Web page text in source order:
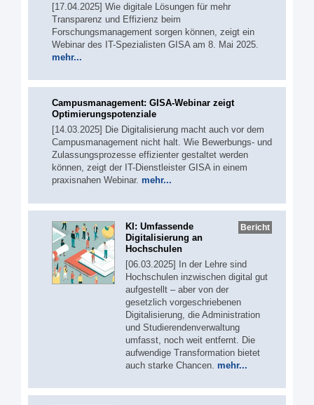
[17.04.2025] Wie digitale Lösungen für mehr
Transparenz und Effizienz beim
Forschungsmanagement sorgen können, zeigt ein
Webinar des IT-Spezialisten GISA am 8. Mai 2025.
mehr...
Campusmanagement: GISA-Webinar zeigt
Optimierungspotenziale
[14.03.2025] Die Digitalisierung macht auch vor dem
Campusmanagement nicht halt. Wie Bewerbungs- und
Zulassungsprozesse effizienter gestaltet werden
können, zeigt der IT-Dienstleister GISA in einem
praxisnahen Webinar. mehr...
Bericht
KI: Umfassende
Digitalisierung an
Hochschulen
[06.03.2025] In der Lehre sind
Hochschulen inzwischen digital gut
aufgestellt – aber von der
gesetzlich vorgeschriebenen
Digitalisierung, die Administration
und Studierendenverwaltung
umfasst, noch weit entfernt. Die
aufwendige Transformation bietet
auch starke Chancen. mehr...